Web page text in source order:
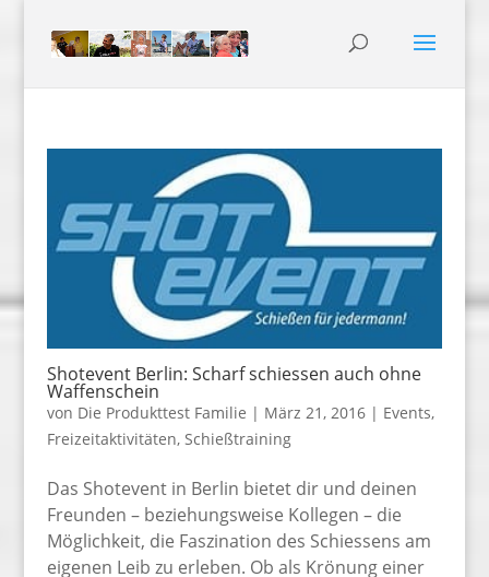
Shotevent Berlin: Scharf schiessen auch ohne
Waffenschein
von Die Produkttest Familie | März 21, 2016| Events,
Freizeitaktivitäten, Schießtraining
Das Shotevent in Berlin bietet dir und deinen
Freunden – beziehungsweise Kollegen – die
Möglichkeit, die Faszination des Schiessens am
eigenen Leib zu erleben. Ob als Krönung einer